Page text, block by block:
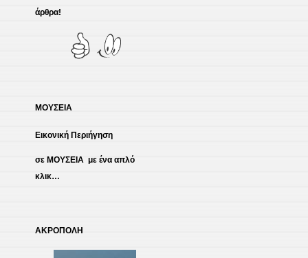
άρθρα!
ΜΟΥΣΕΙΑ
Εικονική Περιήγηση
σε ΜΟΥΣΕΙΑ με ένα απλό
κλικ…
ΑΚΡΟΠΟΛΗ